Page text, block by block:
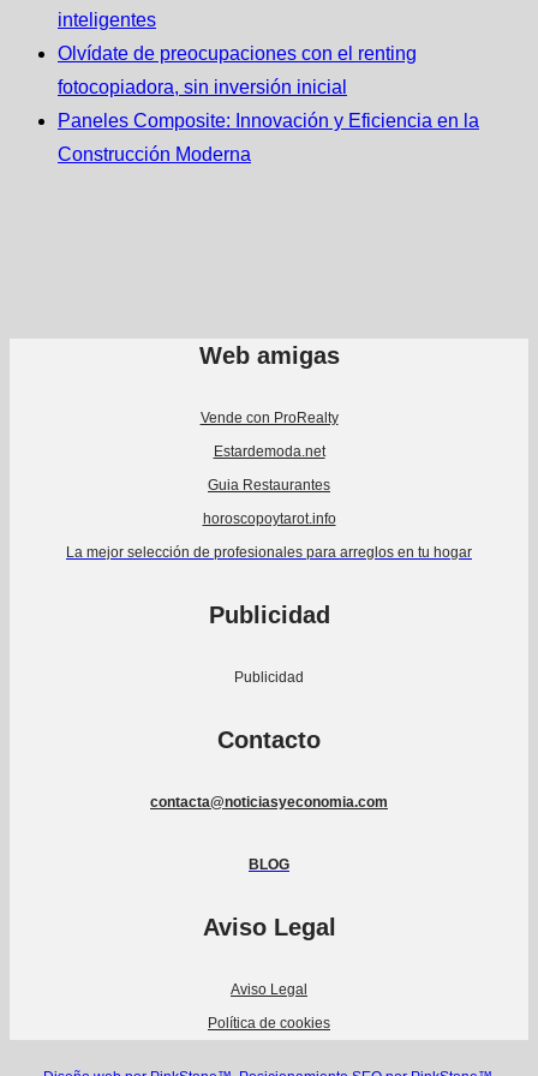
inteligentes
Olvídate de preocupaciones con el renting
fotocopiadora, sin inversión inicial
Paneles Composite: Innovación y Eficiencia en la
Construcción Moderna
Web amigas
Vende con ProRealty
Estardemoda.net
Guia Restaurantes
horoscopoytarot.info
La mejor selección de profesionales para arreglos en tu hogar
Publicidad
Publicidad
Contacto
contacta@noticiasyeconomia.com
BLOG
Aviso Legal
Aviso Legal
Política de cookies